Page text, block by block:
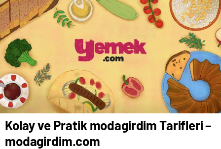
Kolay ve Pratik modagirdim Tarifleri –
modagirdim.com